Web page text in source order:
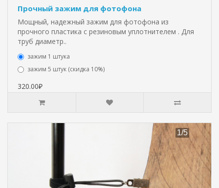
Прочный зажим для фотофона
Мощный, надежный зажим для фотофона из
прочного пластика с резиновым уплотнителем . Для
труб диаметр..
зажим 1 штука
зажим 5 штук (скидка 10%)
320.00₽